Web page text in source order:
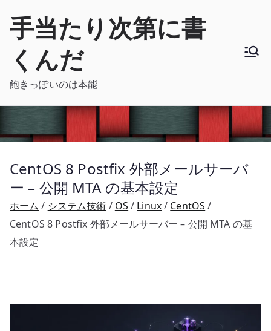
手当たり次第に書
くんだ
飽きっぽいのは本能
CentOS 8 Postfix 外部メールサーバ
ー – 公開 MTA の基本設定
ホーム システム技術 OS Linux
CentOS
CentOS 8 Postfix 外部メールサーバー – 公開 MTA の基
本設定